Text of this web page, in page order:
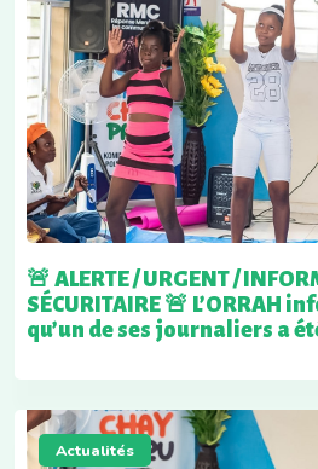
🚨 ALERTE / URGENT /
SÉCURITAIRE 🚨 L’ORRAH
qu’un de ses journaliers a
Actualités